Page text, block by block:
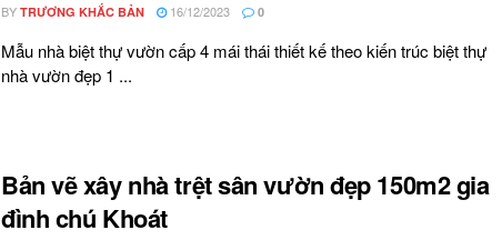
BY TRƯƠNG KHẮC BẢN 16/12/2023 0
Mẫu nhà biệt thự vườn cấp 4 mái thái thiết kế theo kiến trúc biệt thự
nhà vườn đẹp 1 ...
Bản vẽ xây nhà trệt sân vườn đẹp 150m2 gia
đình chú Khoát